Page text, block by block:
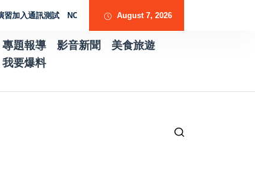
訊測試 NCC行動網路降速演練驗證國家通訊防護能力
August 7, 2026
專題報導 影音新聞
美食旅遊
我要爆料